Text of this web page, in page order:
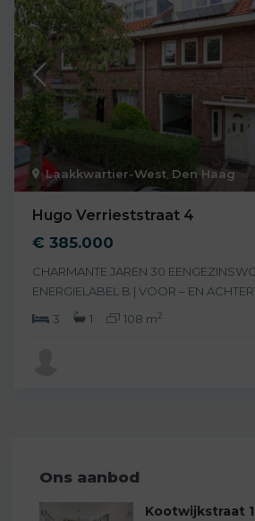
Laakkwartier-West, Den Haag
Hugo Verrieststraat 4
€ 385.000
CHARMANTE JAREN 30
ENERGIELABEL B | VOOR – EN
3
1 108 m2
Ons aanbod
Kootwijkstraat